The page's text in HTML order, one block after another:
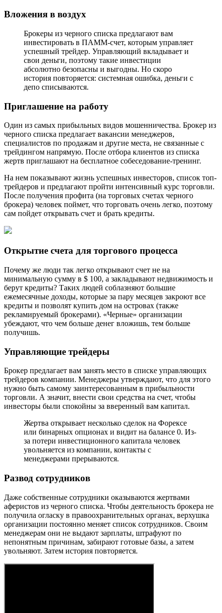
Вложения в воздух
Брокеры из черного списка предлагают вам
инвестировать в ПАММ-счет, которым управляет
успешный трейдер. Управляющий вкладывает и
свои деньги, поэтому такие инвестиции
абсолютно безопасны и выгодны. Но скоро
история повторяется: системная ошибка, деньги с
депо списываются.
Приглашение на работу
Один из самых прибыльных видов мошенничества. Брокер из
черного списка предлагает вакансии менеджеров,
специалистов по продажам и другие места, не связанные с
трейдингом напрямую. После отбора клиентов из списка
жертв приглашают на бесплатное собеседование-тренинг.
На нем показывают жизнь успешных инвесторов, список топ-
трейдеров и предлагают пройти интенсивный курс торговли.
После получения профита (на торговых счетах черного
брокера) человек поймет, что торговать очень легко, поэтому
сам пойдет открывать счет и брать кредиты.
Открытие счета для торгового процесса
Почему же люди так легко открывают счет не на
минимальную сумму в $ 100, а закладывают недвижимость и
берут кредиты? Таких людей соблазняют большие
ежемесячные доходы, которые за пару месяцев закроют все
кредиты и позволят купить дом на островах (также
рекламируемый брокерами). «Черные» организации
убеждают, что чем больше денег вложишь, тем больше
получишь.
Управляющие трейдеры
Брокер предлагает вам занять место в списке управляющих
трейдеров компании. Менеджеры утверждают, что для этого
нужно быть самому заинтересованным в прибыльности
торговли. А значит, внести свои средства на счет, чтобы
инвесторы были спокойны за вверенный вам капитал.
Жертва открывает несколько сделок на Форексе
или бинарных опционах и видит на балансе 0. Из-
за потери инвестиционного капитала человек
увольняется из компании, контакты с
менеджерами прерываются.
Развод сотрудников
Даже собственные сотрудники оказываются жертвами
аферистов из черного списка. Чтобы деятельность брокера не
получила огласку в правоохранительных органах, верхушка
организации постоянно меняет список сотрудников. Своим
менеджерам они не выдают зарплаты, штрафуют по
непонятным причинам, забирают готовые базы, а затем
увольняют. Затем история повторяется.